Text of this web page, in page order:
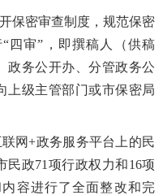
保密审查制度，规范保密
四审”，即撰稿人（供稿
政务公开办、分管政务公
上级主管部门或市保密局
网+政务服务平台上的民
民政71项行政权力和16项
容进行了全面整改和完